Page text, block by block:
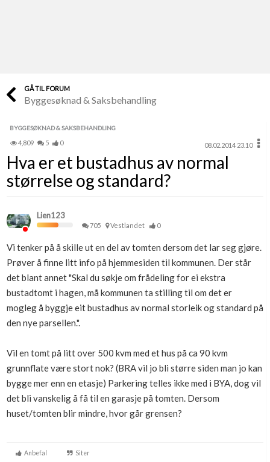
Finn håndverkere
Papirer som mangler
Skaff dokumentasjon som mangler
Se din bolig? Klikk her
Boligmappa+
Få mer ut av Boligmappa
GÅ TIL FORUM
Byggesøknad & Saksbehandling
BYGGESØKNAD & SAKSBEHANDLING
4,809 5 0 08.02.2014 23.10
Hva er et bustadhus av normal
størrelse og standard?
Lien123
705 Vestlandet 0
Vi tenker på å skille ut en del av tomten dersom det lar seg gjøre.
Prøver å finne litt info på hjemmesiden til kommunen. Der står
det blant annet "Skal du søkje om frådeling for ei ekstra
bustadtomt i hagen, må kommunen ta stilling til om det er
mogleg å byggje eit bustadhus av normal storleik og standard på
den nye parsellen.".
Vil en tomt på litt over 500 kvm med et hus på ca 90 kvm
grunnflate være stort nok? (BRA vil jo bli større siden man jo kan
bygge mer enn en etasje) Parkering telles ikke med i BYA, dog vil
det bli vanskelig å få til en garasje på tomten. Dersom
huset/tomten blir mindre, hvor går grensen?
Anbefal Siter